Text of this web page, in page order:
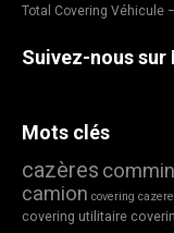
Total Covering Véhicule
Suivez-nous sur
Mots clés
cazères
camion covering
covering utilitaire